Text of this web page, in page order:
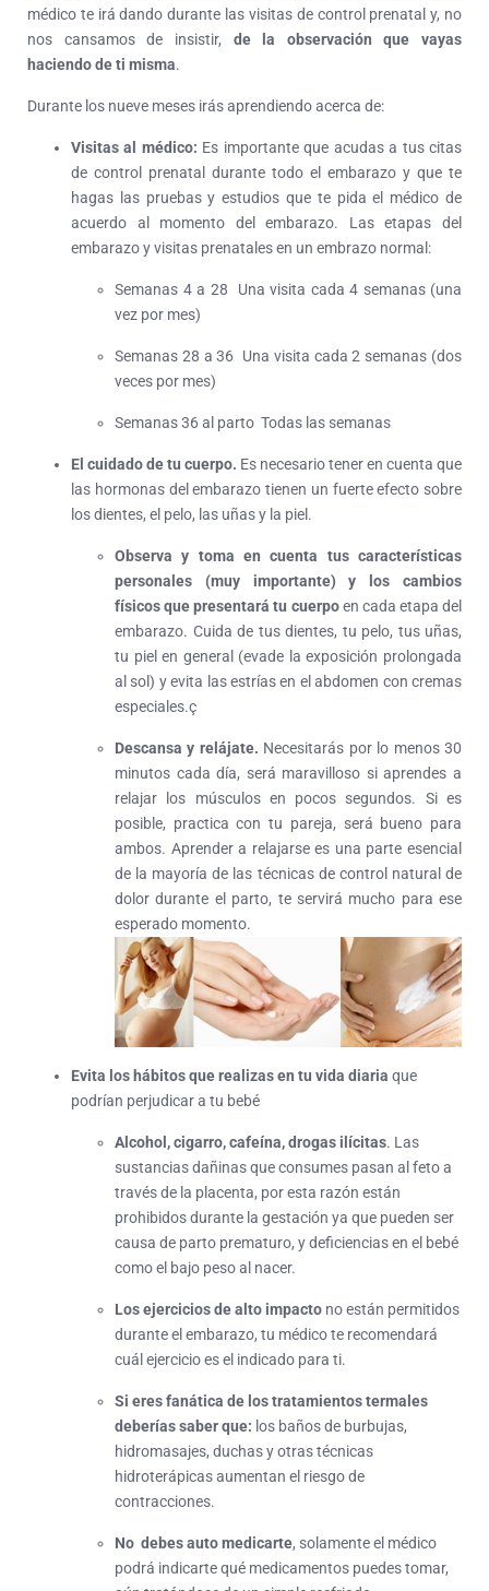
médico te irá dando durante las visitas de control prenatal y, no
nos cansamos de insistir, de la observación que vayas
haciendo de ti misma.
Durante los nueve meses irás aprendiendo acerca de:
Visitas al médico: Es importante que acudas a tus citas
de control prenatal durante todo el embarazo y que te
hagas las pruebas y estudios que te pida el médico de
acuerdo al momento del embarazo. Las etapas del
embarazo y visitas prenatales en un embrazo normal:
Semanas 4 a 28 Una visita cada 4 semanas (una
vez por mes)
Semanas 28 a 36 Una visita cada 2 semanas (dos
veces por mes)
Semanas 36 al parto Todas las semanas
El cuidado de tu cuerpo. Es necesario tener en cuenta que
las hormonas del embarazo tienen un fuerte efecto sobre
los dientes, el pelo, las uñas y la piel.
Observa y toma en cuenta tus características
personales (muy importante) y los cambios
físicos que presentará tu cuerpoen cada etapa del
embarazo. Cuida de tus dientes, tu pelo, tus uñas,
tu piel en general (evade la exposición prolongada
al sol) y evita las estrías en el abdomen con cremas
especiales.ç
Descansa y relájate. Necesitarás por lo menos 30
minutos cada día, será maravilloso si aprendes a
relajar los músculos en pocos segundos. Si es
posible, practica con tu pareja, será bueno para
ambos. Aprender a relajarse es una parte esencial
de la mayoría de las técnicas de control natural de
dolor durante el parto, te servirá mucho para ese
esperado momento.
Evita los hábitos que realizas en tu vida diaria que
podrían perjudicar a tu bebé
Alcohol, cigarro, cafeína, drogas ilícitas. Las
sustancias dañinas que consumes pasan al feto a
través de la placenta, por esta razón están
prohibidos durante la gestación ya que pueden ser
causa de parto prematuro, y deficiencias en el bebé
como el bajo peso al nacer.
Los ejercicios de alto impacto no están permitidos
durante el embarazo, tu médico te recomendará
cuál ejercicio es el indicado para ti.
Si eres fanática de los tratamientos termales
deberías saber que: los baños de burbujas,
hidromasajes, duchas y otras técnicas
hidroterápicas aumentan el riesgo de
contracciones.
No debes auto medicarte, solamente el médico
podrá indicarte qué medicamentos puedes tomar,